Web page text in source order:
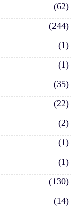
(62)
(244)
(1)
(1)
(35)
(22)
(2)
(1)
(1)
(130)
(14)